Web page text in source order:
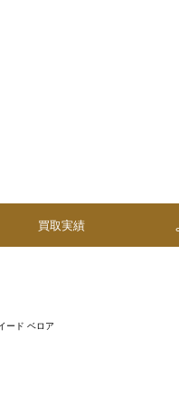
買取実績
ード ベロア